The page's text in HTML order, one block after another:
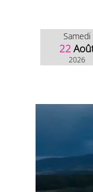
Samedi
22
2026